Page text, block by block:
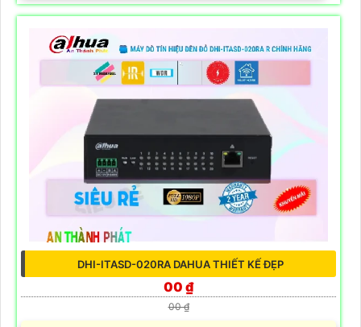
DHI-ITASD-020RA DAHUA THIẾT KẾ ĐẸP
00 ₫
00 ₫